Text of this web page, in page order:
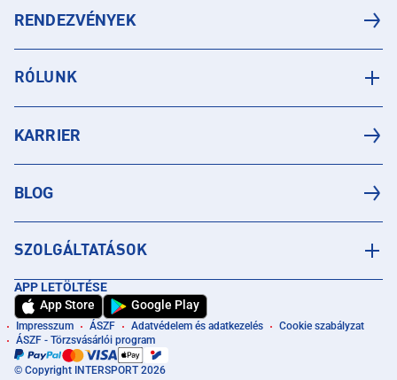
RENDEZVÉNYEK
RÓLUNK
KARRIER
BLOG
SZOLGÁLTATÁSOK
APP LETÖLTÉSE
App Store
Google Play
Impresszum ÁSZF Adatvédelem és adatkezelés
Cookie szabályzat
ÁSZF - Törzsvásárlói program
© Copyright INTERSPORT 2026